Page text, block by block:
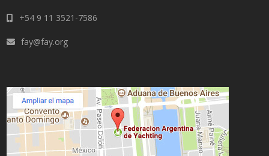
+54 9 11 3521-7586
fay@fay.org